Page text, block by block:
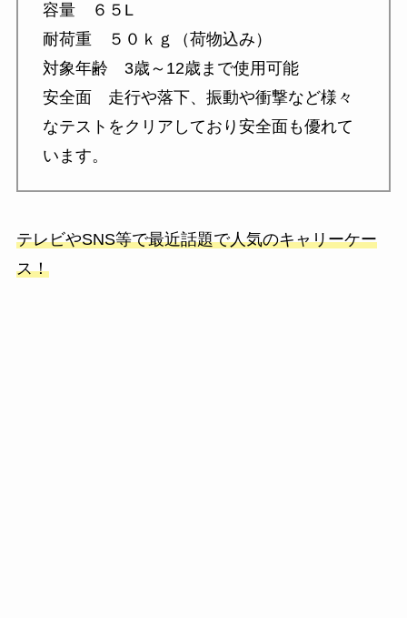
容量 ６５L
耐荷重 ５０ｋｇ（荷物込み）
対象年齢 3歳～12歳まで使用可能
安全面 走行や落下、振動や衝撃など様々
なテストをクリアしており安全面も優れて
います。
テレビやSNS等で最近話題で人気のキャリーケー
ス！